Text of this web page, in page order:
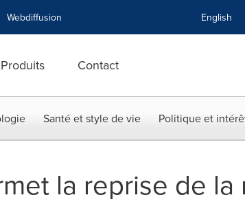
Webdiffusion English
Produits Contact
Santé et style de vie Politique et
la reprise de